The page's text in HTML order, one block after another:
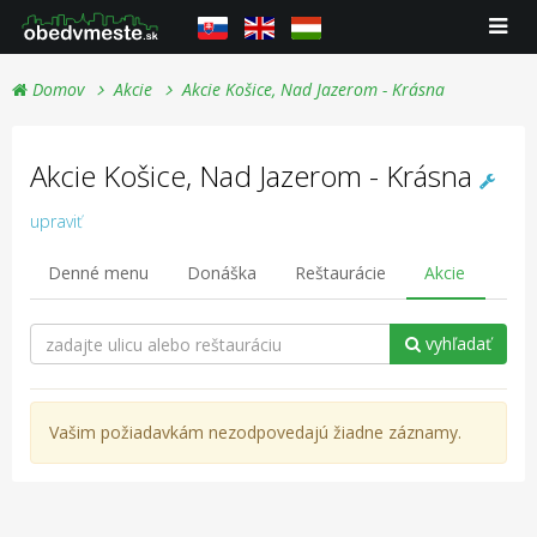
Domov Akcie Akcie Košice, Nad Jazerom - Krásna
Akcie Košice, Nad Jazerom - Krásna
upraviť
Denné menu Donáška Reštaurácie Akcie
vyhľadať
Vašim požiadavkám nezodpovedajú žiadne záznamy.